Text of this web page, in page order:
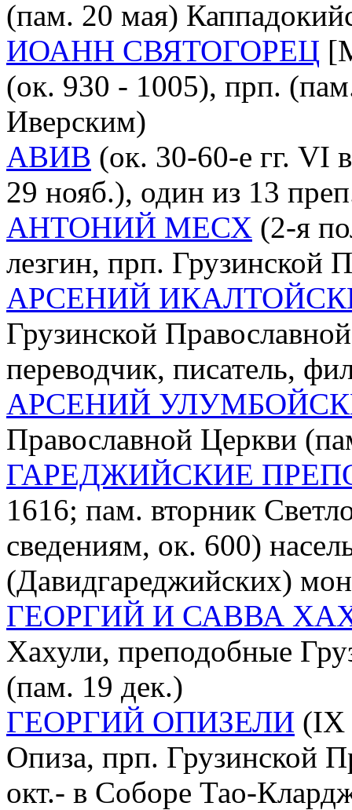
(пам. 20 мая)
ИОАНН СВЯТОГОРЕЦ
(ок. 930 - 1005), прп.
Иверским)
АВИВ (ок. 30-60-е гг. VI
29 нояб.), один из 13
АНТОНИЙ МЕСХ (2-я
лезгин, прп. Грузинской
АРСЕНИЙ
Грузинской
переводчик, писатель,
АРСЕНИЙ
Православной Церкви
ГАРЕДЖИЙСКИЕ
1616; пам. вторник
сведениям, ок. 600)
(Давидгареджийских)
ГЕОРГИЙ И САВВА
Хахули, преподобные
(пам. 19 дек.)
ГЕОРГИЙ ОПИЗЕЛИ (IX
Опиза, прп. Грузинской
окт.- в Соборе Тао-